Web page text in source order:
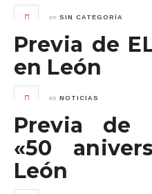
en SIN CATEGORÍA
Previa de
en León
en NOTICIAS
Previa de
«50
León